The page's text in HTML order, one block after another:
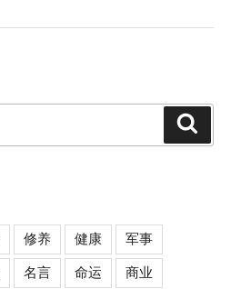
修养 健康 军事
名言 命运 商业